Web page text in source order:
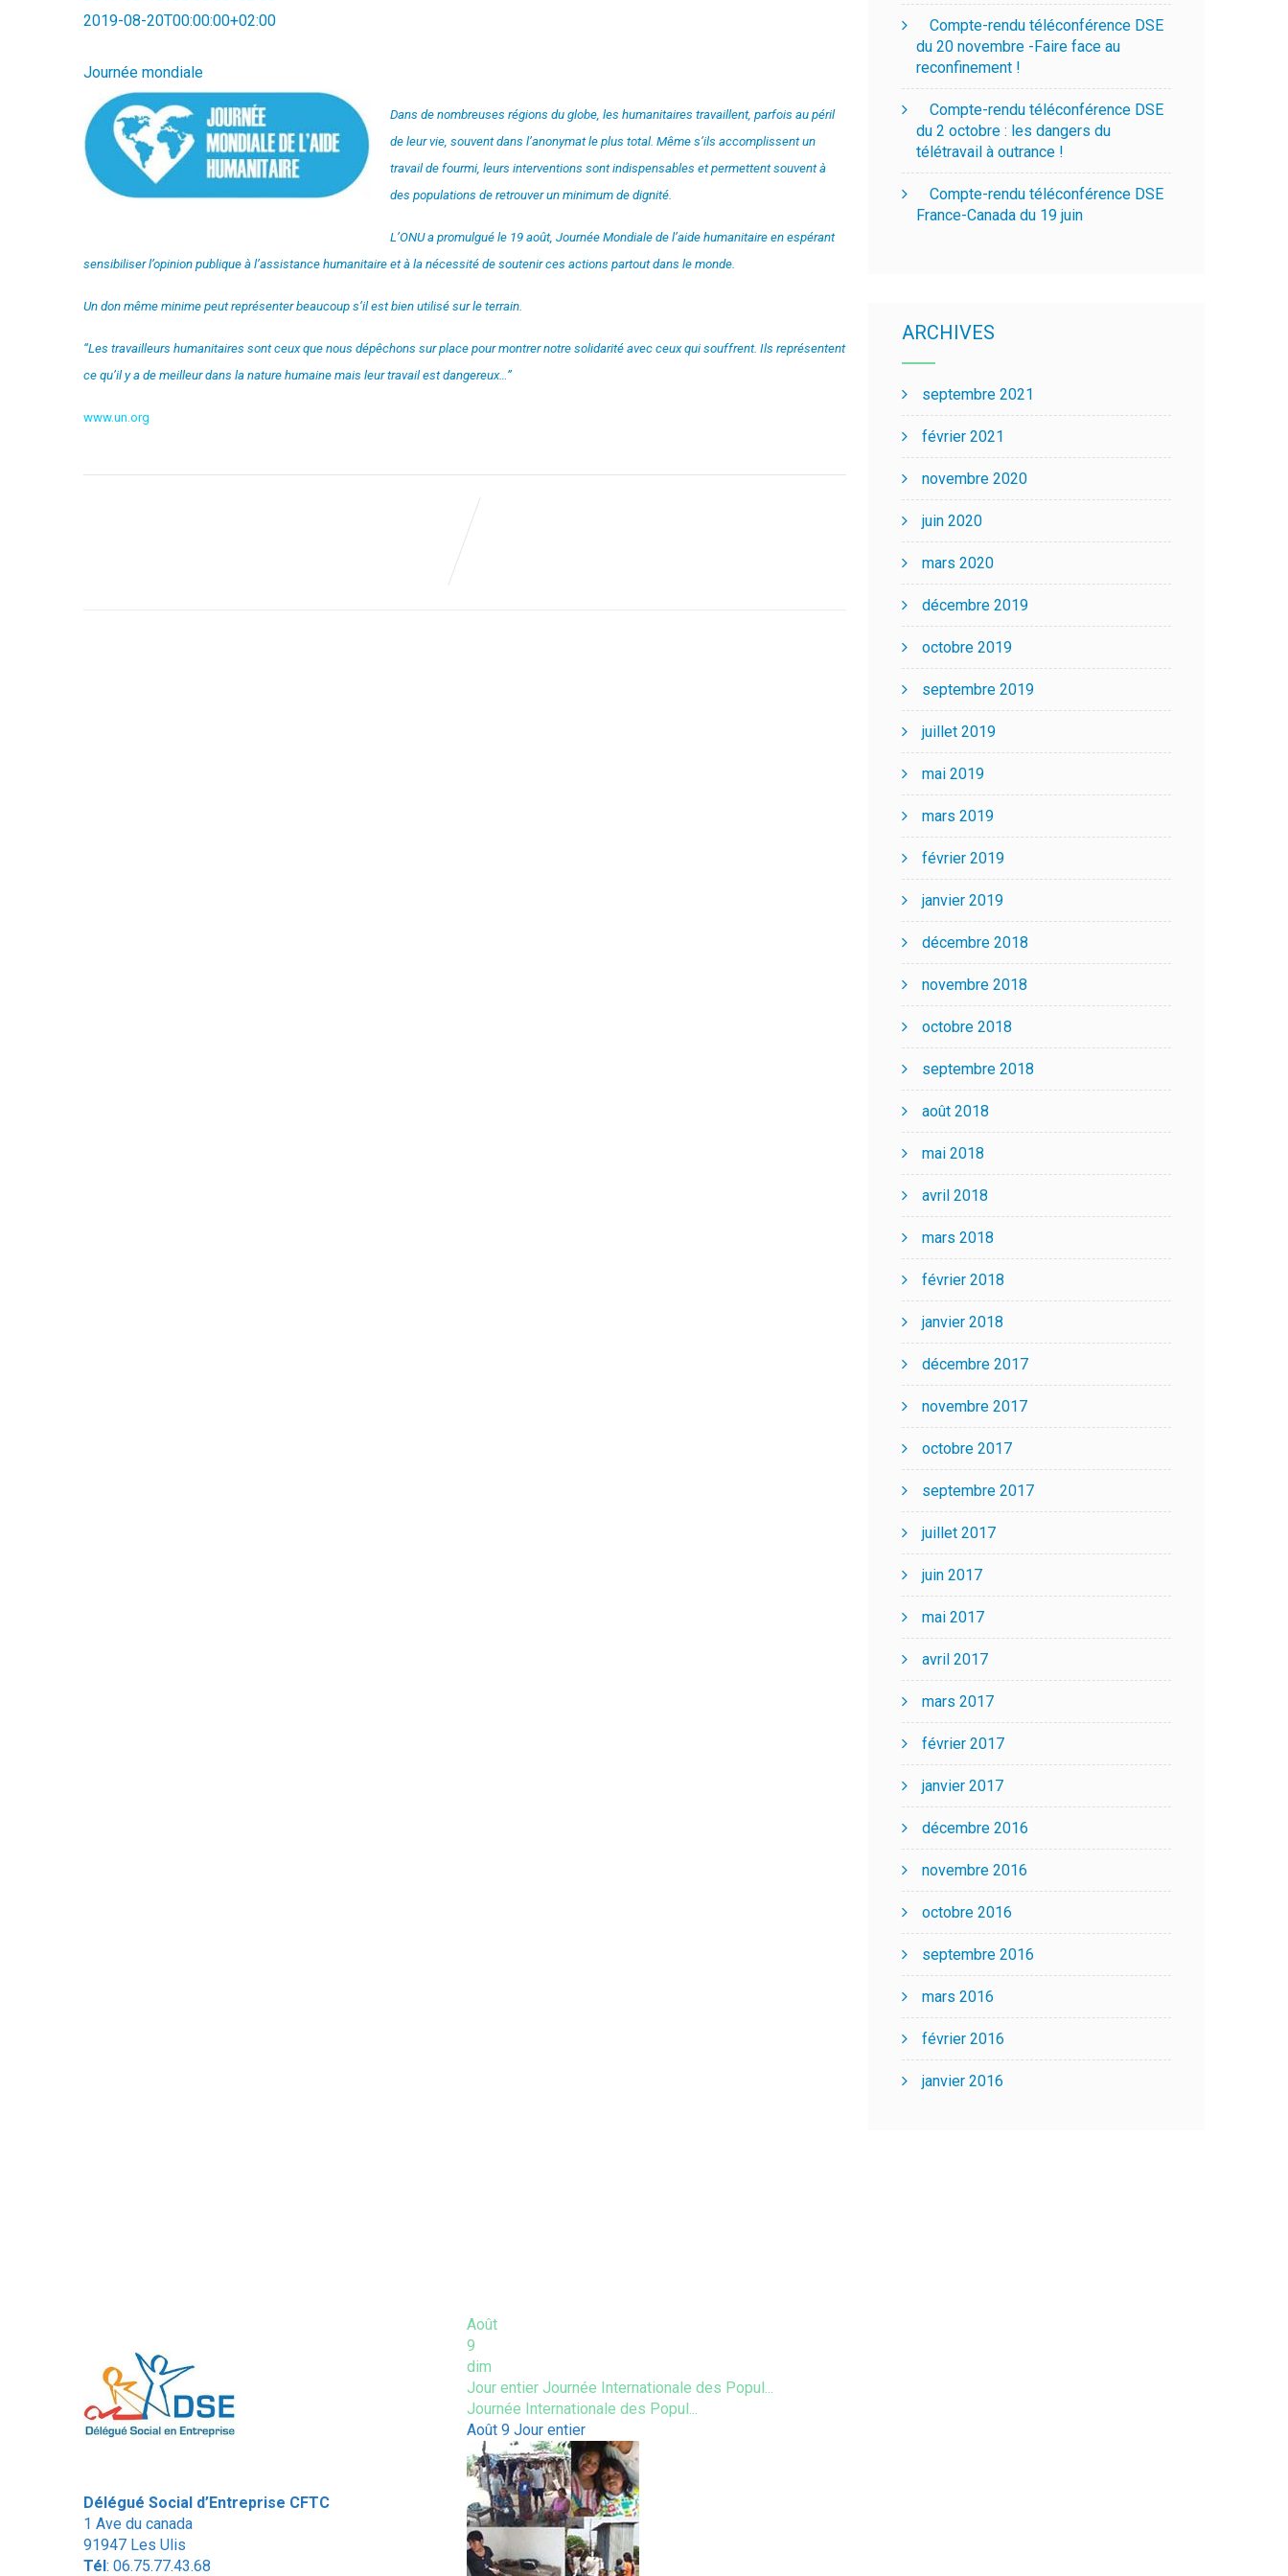
2019-08-20T00:00:00+02:00
Journée mondiale
Dans de nombreuses régions du globe, les humanitaires travaillent, parfois au péril
de leur vie, souvent dans l’anonymat le plus total. Même s’ils accomplissent un
travail de fourmi, leurs interventions sont indispensables et permettent souvent à
des populations de retrouver un minimum de dignité.
L’ONU a promulgué le 19 août, Journée Mondiale de l’aide humanitaire en espérant
sensibiliser l’opinion publique à l’assistance humanitaire et à la nécessité de soutenir ces actions partout dans le monde.
Un don même minime peut représenter beaucoup s’il est bien utilisé sur le terrain.
“Les travailleurs humanitaires sont ceux que nous dépêchons sur place pour montrer notre solidarité avec ceux qui souffrent. Ils représentent
ce qu’il y a de meilleur dans la nature humaine mais leur travail est dangereux…”
www.un.org
Compte-rendu téléconférence DSE
du 20 novembre -Faire face au
reconfinement !
Compte-rendu téléconférence DSE
du 2 octobre : les dangers du
télétravail à outrance !
Compte-rendu téléconférence DSE
France-Canada du 19 juin
ARCHIVES
septembre 2021
février 2021
novembre 2020
juin 2020
mars 2020
décembre 2019
octobre 2019
septembre 2019
juillet 2019
mai 2019
mars 2019
février 2019
janvier 2019
décembre 2018
novembre 2018
octobre 2018
septembre 2018
août 2018
mai 2018
avril 2018
mars 2018
février 2018
janvier 2018
décembre 2017
novembre 2017
octobre 2017
septembre 2017
juillet 2017
juin 2017
mai 2017
avril 2017
mars 2017
février 2017
janvier 2017
décembre 2016
novembre 2016
octobre 2016
septembre 2016
mars 2016
février 2016
janvier 2016
Délégué Social d’Entreprise CFTC
1 Ave du canada
91947 Les Ulis
Tél: 06.75.77.43.68
Août
9
dim
Jour entier Journée Internationale des Popul...
Journée Internationale des Popul...
Août 9 Jour entier